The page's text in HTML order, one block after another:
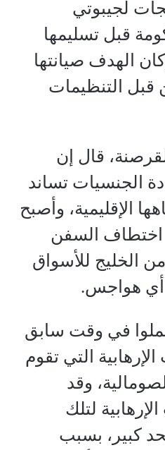
لجيبوتي
قبل تسليمها
الهدف صيانتها
قبل التنظيمات
قال إن
الجنسيات تساند
الإقليمية، وأصبح
اختطاف السفن
من الخليج للأسواق
أي هواجس.
في وقت سابق
التي تقوم
وقد
لتلك
كبير، بسبب